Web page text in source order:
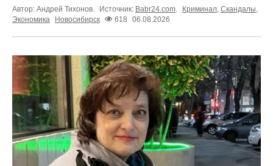
Автор: Андрей Тихонов. Источник: Babr24.com. Криминал, Скандалы,
Экономика
Новосибирск 618 06.08.2026